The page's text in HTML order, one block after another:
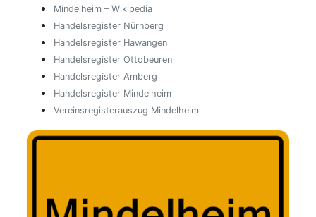
Mindelheim – Wikipedia
Handelsregister Nürnberg
Handelsregister Hawangen
Handelsregister Ottobeuren
Handelsregister Amberg
Handelsregister Mindelheim
Vereinsregisterauszug Mindelheim